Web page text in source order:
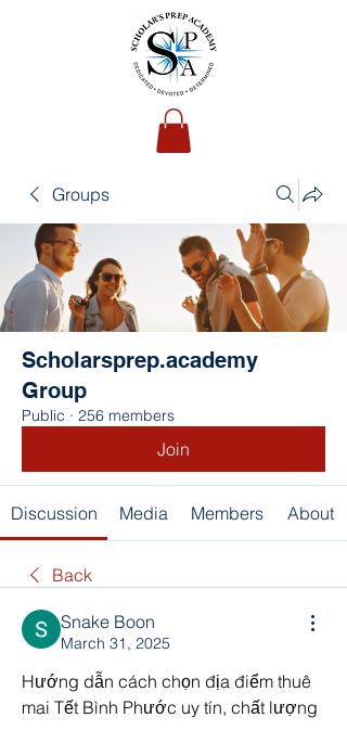
Groups
Scholarsprep.academy
Group
Public · 256 members
Join
Discussion Media Members About
Back
Snake Boon
March 31, 2025
Hướng dẫn cách chọn địa điểm thuê
mai Tết Bình Phước uy tín, chất lượng